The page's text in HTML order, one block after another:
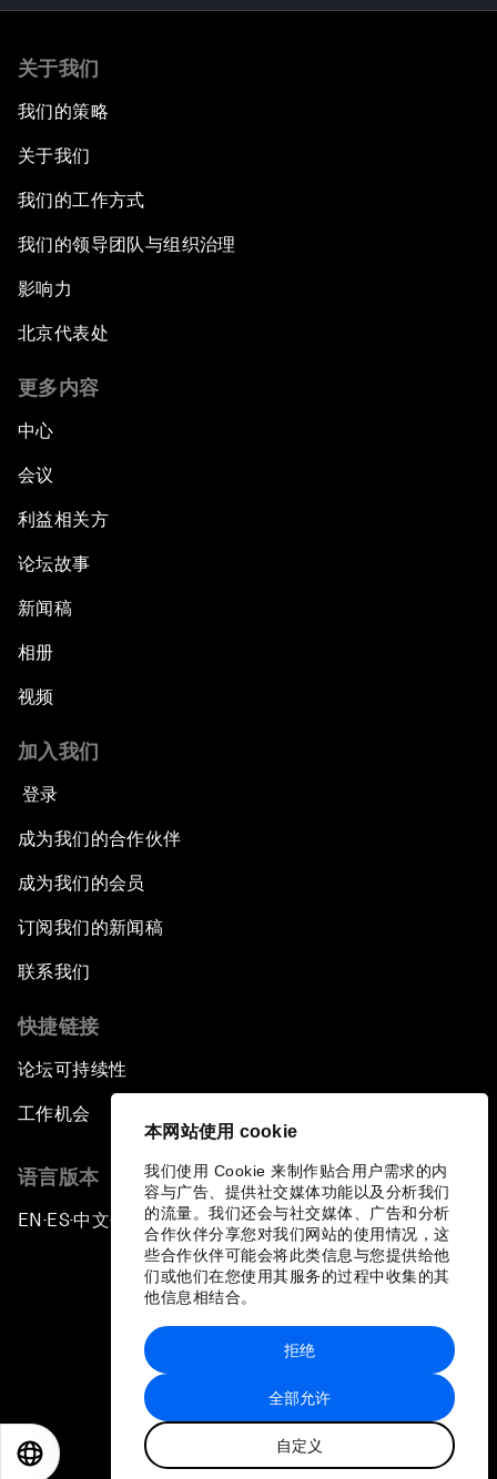
本网站使用 cookie
我们使用 Cookie 来制作贴合用户需求的内
容与广告、提供社交媒体功能以及分析我们
的流量。我们还会与社交媒体、广告和分析
合作伙伴分享您对我们网站的使用情况，这
些合作伙伴可能会将此类信息与您提供给他
们或他们在您使用其服务的过程中收集的其
他信息相结合。
全部允许
自定义
拒绝
关于我们
我们的策略
关于我们
我们的工作方式
我们的领导团队与组织治理
影响力
北京代表处
更多内容
中心
会议
利益相关方
论坛故事
新闻稿
相册
视频
加入我们
登录
成为我们的合作伙伴
成为我们的会员
订阅我们的新闻稿
联系我们
快捷链接
论坛可持续性
工作机会
语言版本
EN ▪ ES▪中文▪ 日本語
站点地图
世界经济论坛